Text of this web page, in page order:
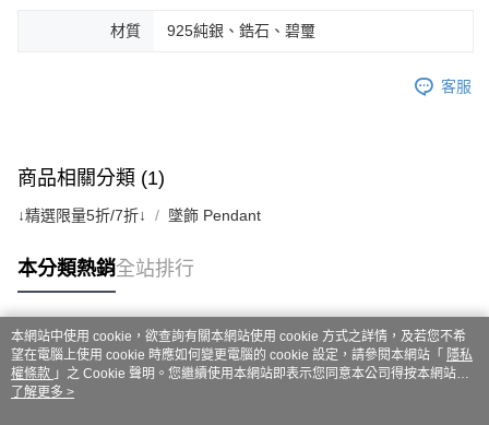
材質 925純銀、鋯石、碧璽
客服
商品相關分類 (1)
↓精選限量5折/7折↓ 墜飾 Pendant
本分類熱銷全站排行
熱門標籤
本網站中使用 cookie，欲查詢有關本網站使用 cookie 方式之詳情，及若您不希
望在電腦上使用 cookie 時應如何變更電腦的 cookie 設定，請參閱本網站「 隱私
權條款 」之 Cookie 聲明。您繼續使用本網站即表示您同意本公司得按本網站使
用條款之 Cookie 聲明使用 cookie。
了解更多 >